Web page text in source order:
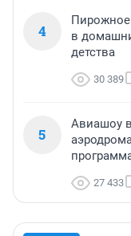
4
Пирожное
в
детства
30 389
5
Авиашоу
27 433